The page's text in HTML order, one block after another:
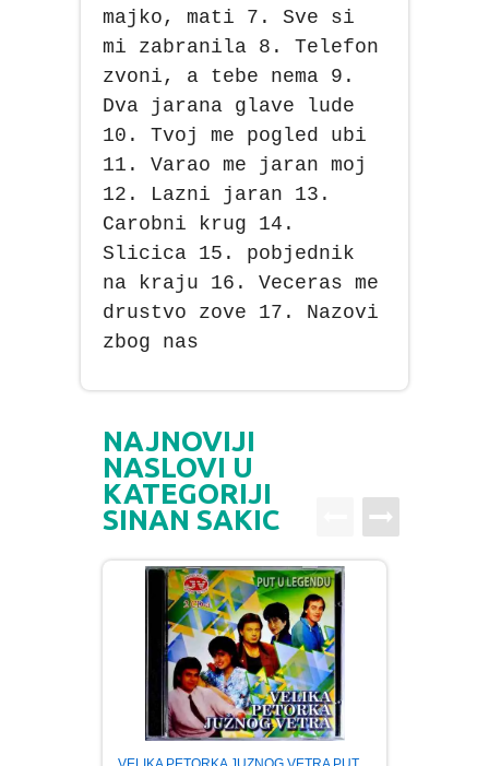
majko, mati 7. Sve si
mi zabranila 8. Telefon
zvoni, a tebe nema 9.
Dva jarana glave lude
10. Tvoj me pogled ubi
11. Varao me jaran moj
12. Lazni jaran 13.
Carobni krug 14.
Slicica 15. pobjednik
na kraju 16. Veceras me
drustvo zove 17. Nazovi
zbog nas
NAJNOVIJI
NASLOVI U
KATEGORIJI
SINAN SAKIC